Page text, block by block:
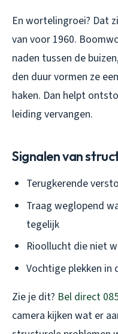
En wortelingroei? Dat
van voor 1960.
naden tussen de
den duur vormen ze
haken. Dan helpt
leiding vervangen.
Signalen van
Terugkerende
Traag weglopend
tegelijk
Rioollucht die niet
Vochtige plekken in
Zie je dit? Bel direct
camera kijken wat er